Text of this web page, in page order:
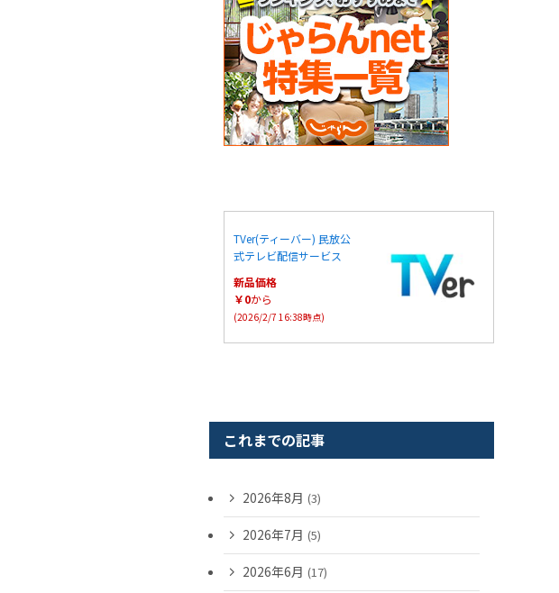
TVer(ティーバー) 民放公
式テレビ配信サービス
新品価格
￥0から
(2026/2/7 16:38時点)
これまでの記事
2026年8月 (3)
2026年7月 (5)
2026年6月 (17)